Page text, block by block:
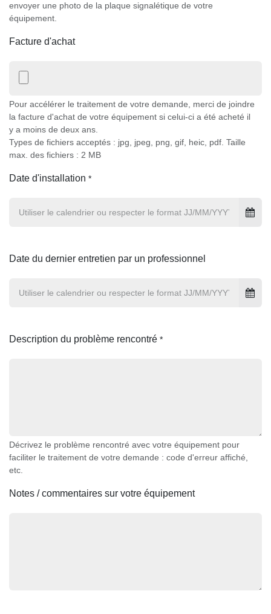
envoyer une photo de la plaque signalétique de votre
équipement.
Facture d'achat
Pour accélérer le traitement de votre demande, merci de joindre
la facture d'achat de votre équipement si celui-ci a été acheté il
y a moins de deux ans.
Types de fichiers acceptés : jpg, jpeg, png, gif, heic, pdf. Taille
max. des fichiers : 2 MB
Date d'installation *
Date du dernier entretien par un professionnel
Description du problème rencontré *
Décrivez le problème rencontré avec votre équipement pour
faciliter le traitement de votre demande : code d'erreur affiché,
etc.
Notes / commentaires sur votre équipement